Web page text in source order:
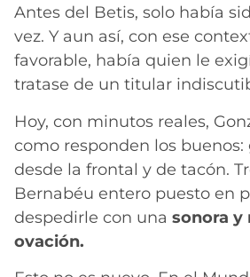
Antes del Betis, solo había
vez. Y aun así, con ese
favorable, había quien le
tratase de un titular
Hoy, con minutos reales,
como responden los buenos:
desde la frontal y de tacón.
Bernabéu entero puesto en
despedirle con una sonora y
ovación.